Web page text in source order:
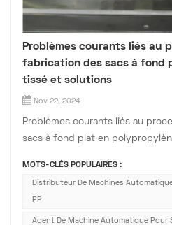
Problèmes courants liés au
fabrication des sacs à fond
tissé et solutions
Nov 22, 2024
Problèmes courants liés au
sacs à fond plat en
écologique, cette machine est
MOTS-CLÉS POPULAIRES :
Distributeur De Machines
PP
Agent De Machine Automatique Pour